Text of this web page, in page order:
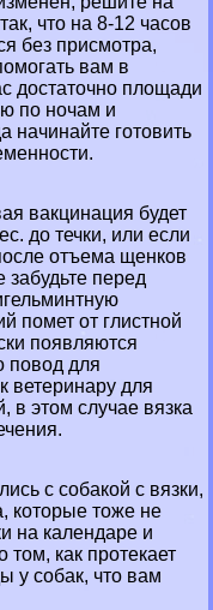
что на 8-12 часов
без присмотра,
вам в
достаточно площади
по ночам и
начинайте готовить
вакцинация будет
до течки, или если
отъема щенков
перед
помет от глистной
появляются
повод для
ветеринару для
в этом случае вязка
с собакой с вязки,
которые тоже не
на календаре и
том, как протекает
у собак, что вам